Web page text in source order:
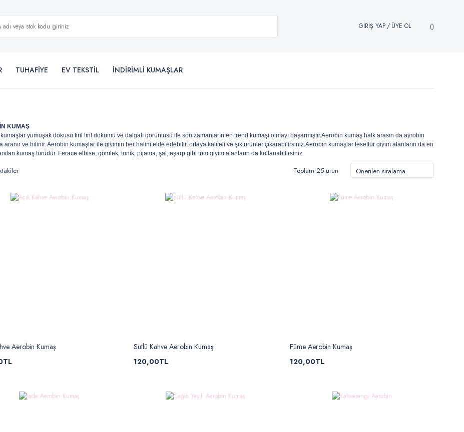
GİRİŞ YAP/ ÜYE OL
TUHAFİYE EV TEKSTİL İNDİRİMLİ KUMAŞLAR
KUMAŞ
yumuşak dokusu tiril tiril dökümü ve dalgalı görüntüsü ile son zamanların en trend kumaşı olmayı başarmıştır.Aerobin kumaş halk arasın da ayrobin
aranır ve bilinir. Aerobin kumaşlar ile giyimin her halini elde edebilir, ortaya kaliteli ve şık ürünler çıkarabilirsiniz.Aerobin kumaşlar tesettür giyim alanların da en
kumaş türüdür. Ferace elbise, gömlek, tunik, pijama, şal, eşarp gibi tüm giyim alanların da kullanabilirsiniz.
Toplam 25 ürün
Aerobin Kumaş
Sütlü Kahve Aerobin Kumaş
120,00TL
Füme Aerobin Kumaş
120,00TL